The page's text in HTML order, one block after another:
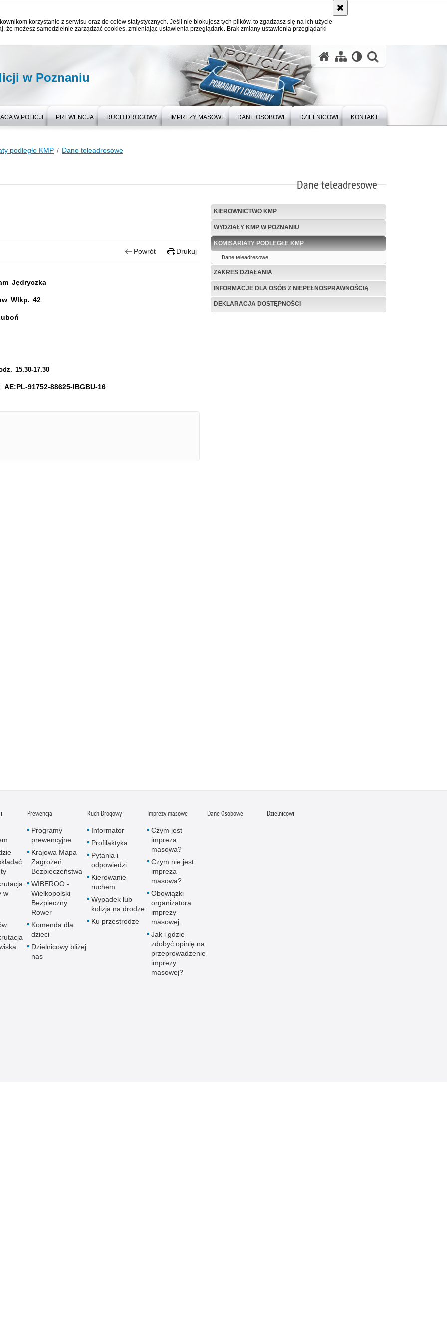
korzystanie z serwisu oraz do celów statystycznych. Jeśli nie blokujesz tych plików, to zgadzasz się na ich użycie
że możesz samodzielnie zarządzać cookies, zmieniając ustawienia przeglądarki. Brak zmiany ustawienia przeglądarki
w Poznaniu
W POLICJI PREWENCJA RUCH DROGOWY IMPREZY MASOWE DANE OSOBOWE DZIELNICOWI KONTAKT
podległe KMP Dane teleadresowe
Dane teleadresowe
KIEROWNICTWO KMP
WYDZIAŁY KMP W POZNANIU
KOMISARIATY PODLEGŁE KMP
Dane teleadresowe
ZAKRES DZIAŁANIA
INFORMACJE DLA OSÓB Z NIEPEŁNOSPRAWNOŚCIĄ
DEKLARACJA DOSTĘPNOŚCI
Powrót Drukuj
Jędryczka
Wlkp. 42
15.30-17.30
AE:PL-91752-88625-IBGBU-16
w
Prewencja
Programy
prewencyjne
Krajowa Mapa
Zagrożeń
Bezpieczeństwa
WIBEROO -
Wielkopolski
Bezpieczny
Rower
Komenda dla
dzieci
Dzielnicowy bliżej
nas
Ruch Drogowy
Informator
Profilaktyka
Pytania i
odpowiedzi
Kierowanie
ruchem
Wypadek lub
kolizja na drodze
Ku przestrodze
Imprezy masowe
Czym jest
impreza
masowa?
Czym nie jest
impreza
masowa?
Obowiązki
organizatora
imprezy
masowej.
Jak i gdzie
zdobyć opinię na
przeprowadzenie
imprezy
masowej?
Dane Osobowe Dzielnicowi